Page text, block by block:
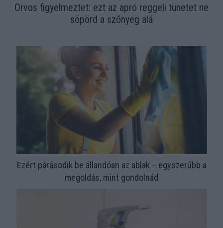
Orvos figyelmeztet: ezt az apró reggeli tünetet ne
söpörd a szőnyeg alá
Ezért párásodik be állandóan az ablak – egyszerűbb a
megoldás, mint gondolnád